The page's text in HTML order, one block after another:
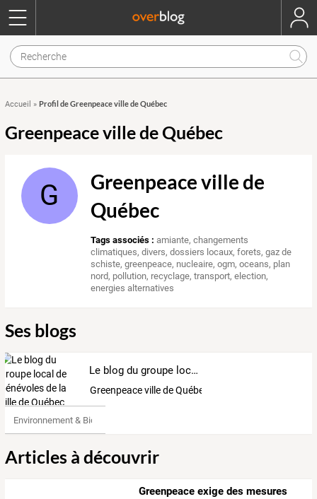
Accueil » Profil de Greenpeace ville de Québec
Greenpeace ville de Québec
G
Greenpeace ville de
Québec
Tags associés : amiante,changements
climatiques,divers,dossiers locaux,forets,gaz de
schiste,greenpeace, nucleaire,ogm,oceans, plan
nord, pollution, recyclage,transport,election,
energies alternatives
Ses blogs
Le blog du groupe local de bénévoles de la ville de Québec
Greenpeace ville de Québec
Environnement & Bio
Articles à découvrir
Greenpeace exige des mesures